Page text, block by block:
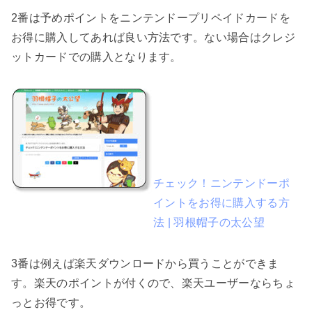
2番は予めポイントをニンテンドープリペイドカードを
お得に購入してあれば良い方法です。ない場合はクレジ
ットカードでの購入となります。
チェック！ニンテンドーポ
イントをお得に購入する方
法 | 羽根帽子の太公望
3番は例えば楽天ダウンロードから買うことができま
す。楽天のポイントが付くので、楽天ユーザーならちょ
っとお得です。